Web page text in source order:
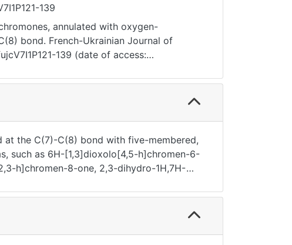
139
annulated with oxygen-
bond. French-Ukrainian Journal of
139 (date of access:
at the C(7)-C(8) bond with five-membered,
such as 6H-[1,3]dioxolo[4,5-h]chromen-6-
h]chromen-8-one, 2,3-dihydro-1H,7H-
has been also highlighted.